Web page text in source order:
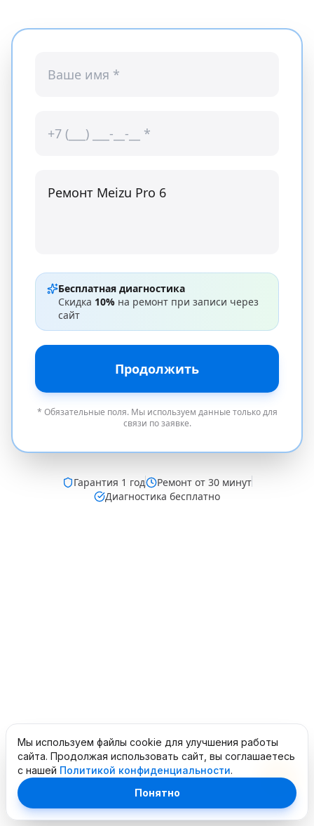
Бесплатная диагностика
Скидка 10% на ремонт при записи через
сайт
Продолжить
* Обязательные поля. Мы используем данные только для
связи по заявке.
Гарантия 1 год
Ремонт от 30 минут
Диагностика бесплатно
Мы используем файлы cookie для улучшения работы
сайта. Продолжая использовать сайт, вы соглашаетесь
с нашей Политикой конфиденциальности.
Понятно